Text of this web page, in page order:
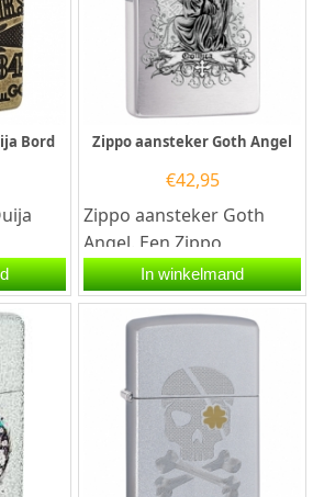
Bord Zippo aansteker Goth Angel
€42,95
Zippo aansteker Goth
Angel. Een Zippo
aansteker is een
kwalitatief
goede aansteker met de...
In winkelmand